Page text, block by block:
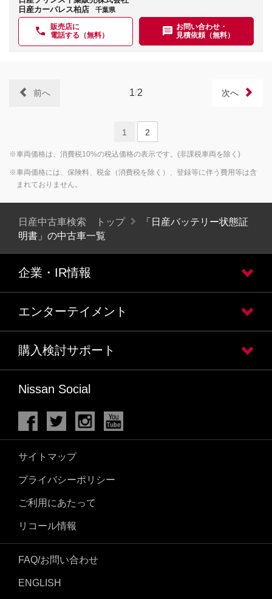
日産カーパレス柏店
千葉県
販売店に
電話する（無料）
お問い合わせ・
見積依頼（無料）
1/2
前へ 次へ
1 2
※車両価格は、消費税10%の税込価格の表示です。(非課税車両を除く)
※車両価格には、保険料、税金（消費税を除く）、登録等に伴う費用等は含
まれておりません。
日産中古車検索 トップ
「日産バッテリー状態証
明書」の中古車一覧
企業・IR情報
エンターテイメント
購入検討サポート
Nissan Social
サイトマップ
プライバシーポリシー
ご利用にあたって
リコール情報
FAQ/お問い合わせ
ENGLISH